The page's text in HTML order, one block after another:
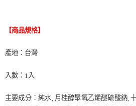
【商品規格】
產地：台灣
入數： 1 入
主要成分：純水, 月桂醇聚氧乙烯醚硫酸鈉,